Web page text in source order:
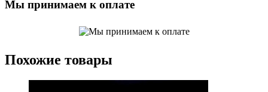
Мы принимаем к оплате
Похожие товары